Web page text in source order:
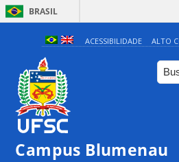
BRASIL
ACESSIBILIDADE ALTO
Campus Blumenau